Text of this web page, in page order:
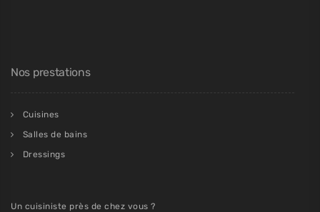
Nos prestations
Cuisines
Salles de bains
Dressings
Un cuisiniste près de chez vous ?